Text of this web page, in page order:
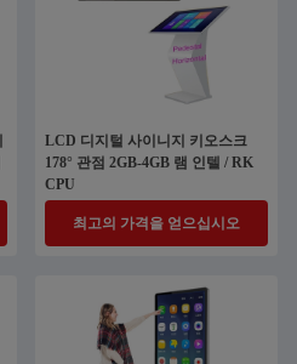
LCD 디지털 사이니지 키오스크
178° 관점 2GB-4GB 램 인텔 / RK
CPU
최고의 가격을 얻으십시오